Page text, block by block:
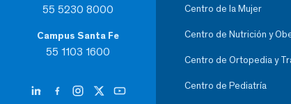
55 5230 8000
Campus Santa Fe
55 1103 1600
Centro de la Mujer
Centro de Nutrición y
Centro de Ortopedia y
Centro de Pediatría